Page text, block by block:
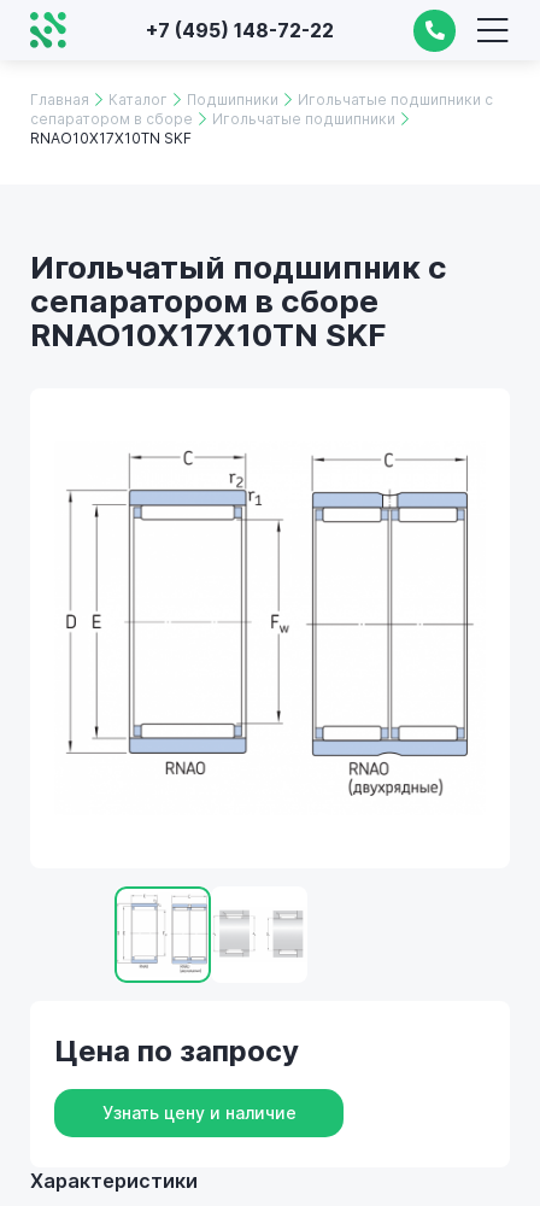
+7 (495) 148-72-22
Главная Каталог Подшипники
Игольчатые подшипники с
сепаратором в сборе
Игольчатые подшипники
RNAO10X17X10TN SKF
Игольчатый подшипник с
сепаратором в сборе
RNAO10X17X10TN SKF
Характеристики
Цена по запросу
Узнать цену и наличие